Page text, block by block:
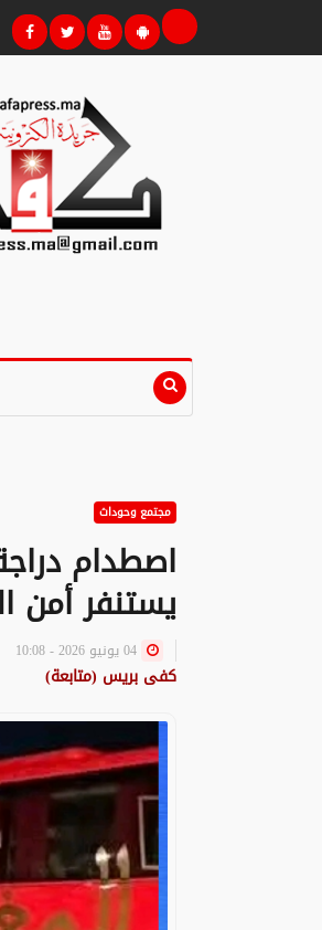
مجتمع وحوداث
اصطدام
يستنفر أمن
كفى بريس (متابعة)